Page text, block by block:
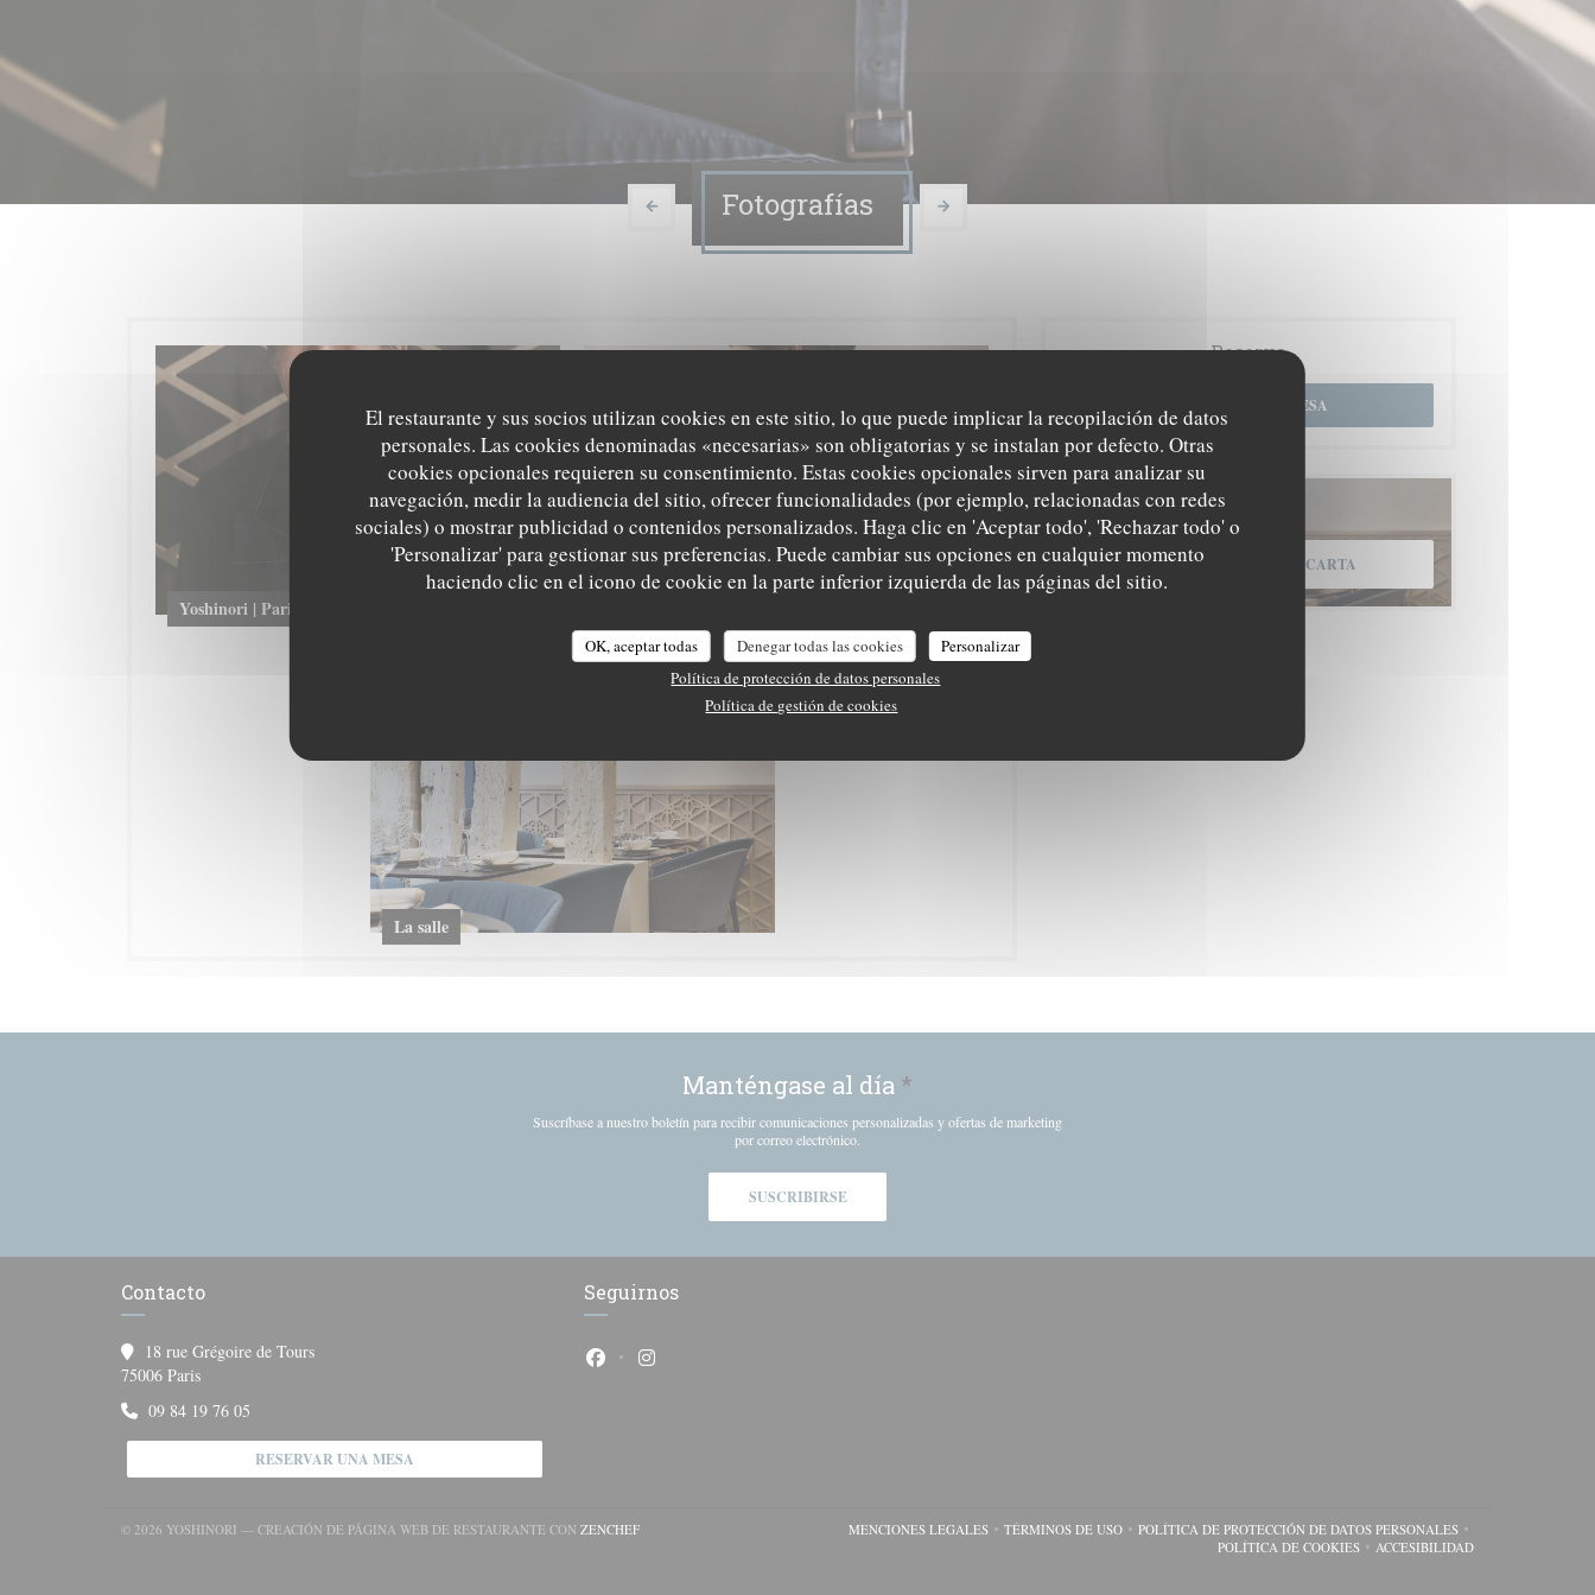
El restaurante y sus socios utilizan cookies en este sitio, lo que puede implicar la recopilación de datos
personales. Las cookies denominadas «necesarias» son obligatorias y se instalan por defecto. Otras
cookies opcionales requieren su consentimiento. Estas cookies opcionales sirven para analizar su
navegación, medir la audiencia del sitio, ofrecer funcionalidades (por ejemplo, relacionadas con redes
sociales) o mostrar publicidad o contenidos personalizados. Haga clic en 'Aceptar todo', 'Rechazar todo' o
'Personalizar' para gestionar sus preferencias. Puede cambiar sus opciones en cualquier momento
haciendo clic en el icono de cookie en la parte inferior izquierda de las páginas del sitio.
OK, aceptar todas Denegar todas las cookies
Personalizar
Política de protección de datos personales
Política de gestión de cookies
Fotografías
Yoshinori | Paris
La salle
Reserva
RESERVAR UNA MESA
Carta
DESCUBRIR NUESTRA CARTA
Manténgase al día *
Suscríbase a nuestro boletín para recibir comunicaciones personalizadas y ofertas de marketing
por correo electrónico.
SUSCRIBIRSE
Contacto
18 rue Grégoire de Tours
75006 Paris((abre en una nueva ventana))
09 84 19 76 05
RESERVAR UNA MESA
Seguirnos
Facebook ((abre en una nueva ventana))
Instagram ((abre en una nueva ventana))
© 2026 YOSHINORI — CREACIÓN DE PÁGINA WEB DE RESTAURANTE CON ZENCHEF((ABRE EN UNA NUEVA VENTANA))MENCIONES LEGALES((ABRE EN UNA NUEVA VENTANA))
TÉRMINOS DE USO((ABRE EN UNA NUEVA VENTANA))
POLÍTICA DE PROTECCIÓN DE DATOS PERSONALES
((ABRE EN UNA NUEVA VENTANA))
POLÍTICA DE COOKIES((ABRE EN UNA NUEVA VENTANA))
ACCESIBILIDAD((ABRE EN UNA NUEVA